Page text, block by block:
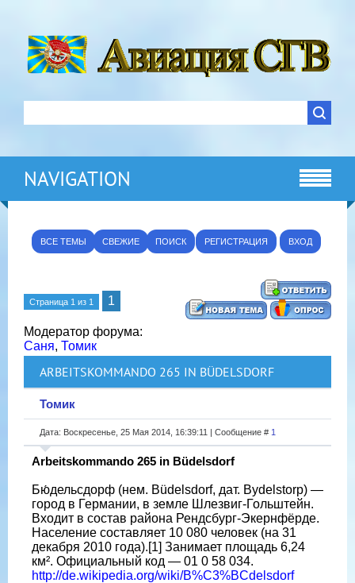
NAVIGATION
ВСЕ ТЕМЫ СВЕЖИЕ ПОИСК РЕГИСТРАЦИЯ ВХОД
Страница 1 из 1 1
Модератор форума:
Саня, Томик
ARBEITSKOMMANDO 265 IN BÜDELSDORF
Томик
Дата: Воскресенье, 25 Мая 2014, 16:39:11 | Сообщение # 1
Arbeitskommando 265 in Büdelsdorf
Бю́дельсдорф (нем. Büdelsdorf, дат. Bydelstorp) —
город в Германии, в земле Шлезвиг-Гольштейн.
Входит в состав района Рендсбург-Экернфёрде.
Население составляет 10 080 человек (на 31
декабря 2010 года).[1] Занимает площадь 6,24
км². Официальный код — 01 0 58 034.
http://de.wikipedia.org/wiki/B%C3%BCdelsdorf